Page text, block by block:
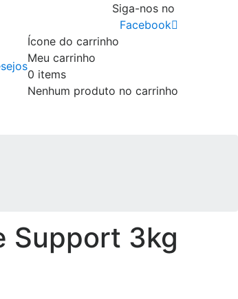
Siga-nos no
Facebook
Ícone do carrinho
Meu carrinho
0 items
Nenhum produto no carrinho
Support 3kg